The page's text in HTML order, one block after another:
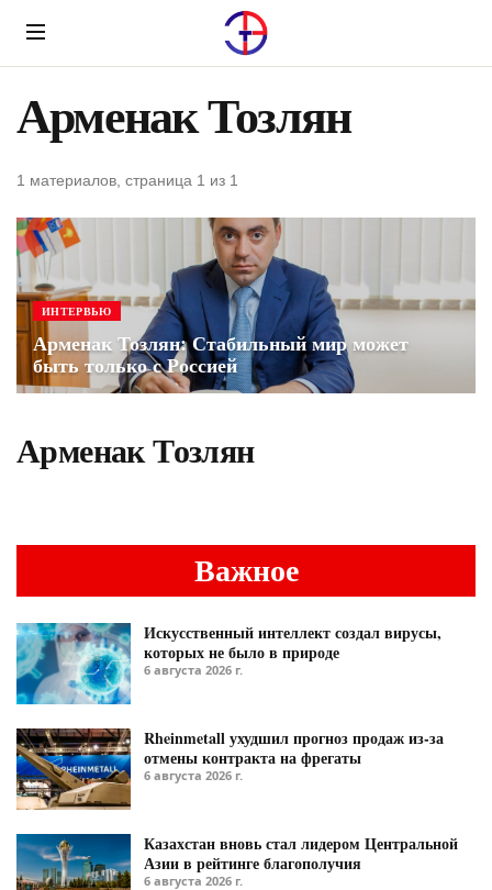
Menu
Арменак Тозлян
1 материалов, страница 1 из 1
ИНТЕРВЬЮ
Арменак Тозлян: Стабильный мир может
быть только с Россией
Арменак Тозлян
Важное
Искусственный интеллект создал вирусы,
которых не было в природе
6 августа 2026 г.
Rheinmetall ухудшил прогноз продаж из-за
отмены контракта на фрегаты
6 августа 2026 г.
Казахстан вновь стал лидером Центральной
Азии в рейтинге благополучия
6 августа 2026 г.